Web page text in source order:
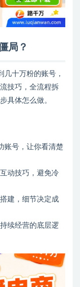
局？
十万粉的账号，
技巧，全流程拆
具体怎么做。
账号，让你看清楚
动技巧，避免冷
建，细节决定成
续经营的底层逻